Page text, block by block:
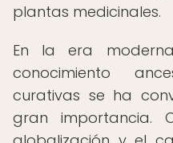
plantas medicinales.
En la era
conocimiento
curativas se ha
gran importancia.